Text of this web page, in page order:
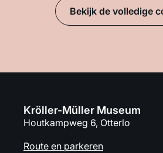
Bekijk de volledige
Kröller-Müller Museum
Houtkampweg 6, Otterlo
Route en parkeren